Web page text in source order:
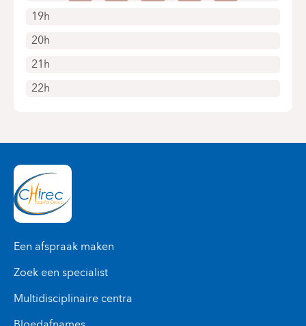
19h
20h
21h
22h
Een afspraak maken
Zoek een specialist
Multidisciplinaire centra